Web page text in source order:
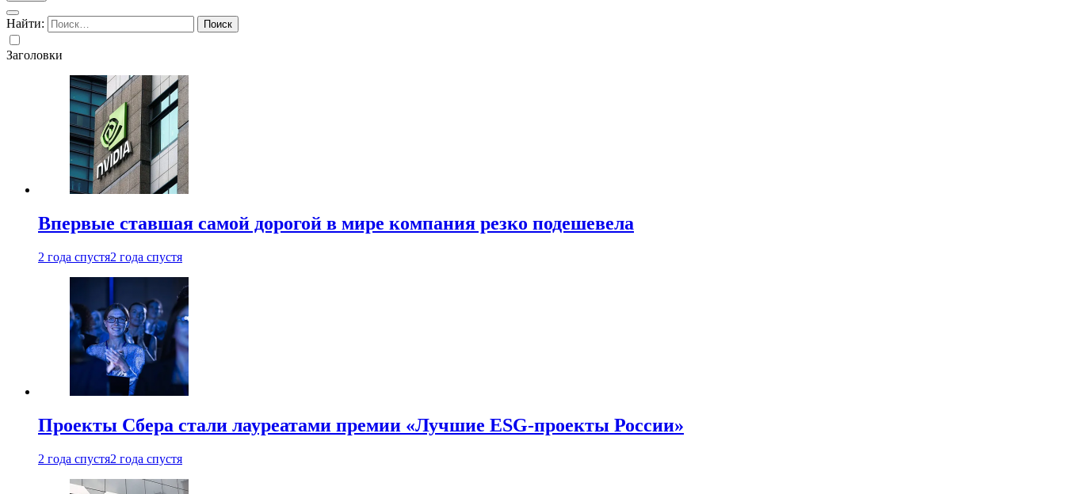
Найти:
Заголовки
Впервые ставшая самой дорогой в мире компания резко подешевела
2 года спустя2 года спустя
Проекты Сбера стали лауреатами премии «Лучшие ESG-проекты России»
2 года спустя2 года спустя